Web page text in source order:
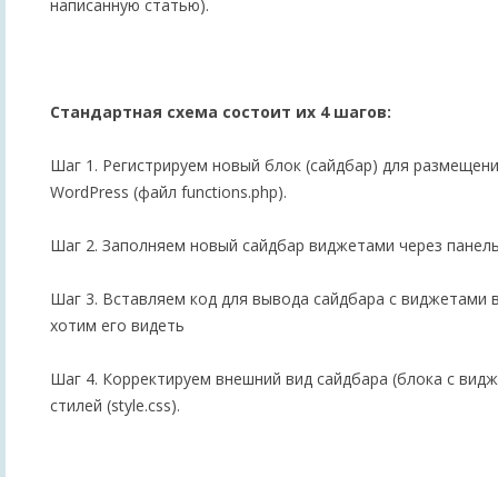
написанную статью).
Стандартная схема состоит их 4 шагов:
Шаг 1. Регистрируем новый блок (сайдбар) для
WordPress (файл functions.php).
Шаг 2. Заполняем новый сайдбар виджетами через
Шаг 3. Вставляем код для вывода сайдбара с виджетами
хотим его видеть
Шаг 4. Корректируем внешний вид сайдбара (блока с
стилей (style.css).